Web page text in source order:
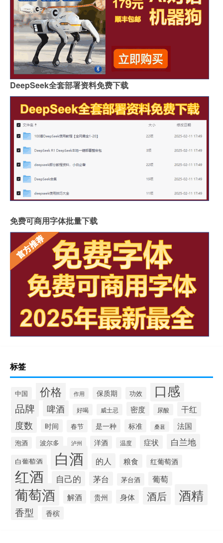
DeepSeek全套部署资料免费下载
免费可商用字体批量下载
标签
中国 价格 作用 保质期 功效 口感
品牌 啤酒 好喝 威士忌 密度 尿酸 干红
度数 时间 春节 是一种 标准 桑葚 法国
泡酒 波尔多 泸州 洋酒 温度 症状 白兰地
白葡萄酒 白酒 的人 粮食 红葡萄酒
红酒 自己的 茅台 茅台酒 葡萄
葡萄酒 解酒 贵州 身体 酒后 酒精
香型 香槟